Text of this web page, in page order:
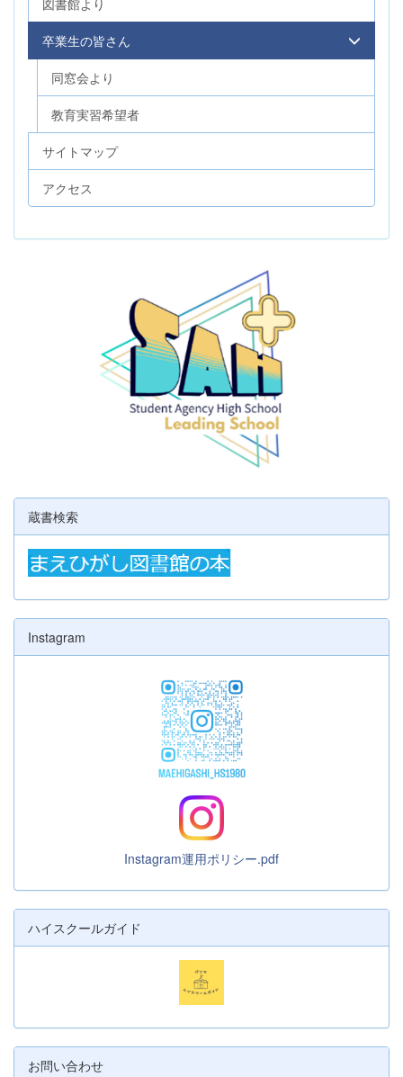
卒業生の皆さん
同窓会より
教育実習希望者
サイトマップ
アクセス
蔵書検索
Instagram
Instagram運用ポリシー.pdf
ハイスクールガイド
お問い合わせ